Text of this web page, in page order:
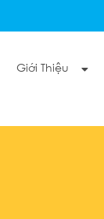
Giới Thiệu